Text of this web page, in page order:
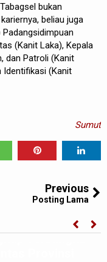
bukan
beliau juga
(Kanit Laka), Kepala
dan Patroli (Kanit
Identifikasi (Kanit
Sumut
Previous
Posting Lama
Bersama
Tersangka
Provinsi